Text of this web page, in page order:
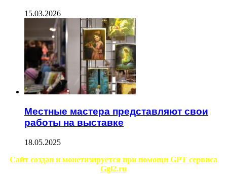
15.03.2026
Местные мастера представляют свои
работы на выставке
18.05.2025
Facebook
Twitter
WhatsApp
Telegram
Сайт создан и монетизируется при помощи GPT сервиса
Ggl2.ru